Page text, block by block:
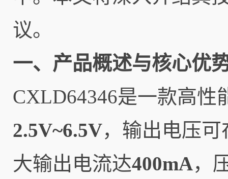
议。
一、产品概述与核心优
CXLD64346是一款高
2.5V~6.5V，输出电压可
大输出电流达400mA，